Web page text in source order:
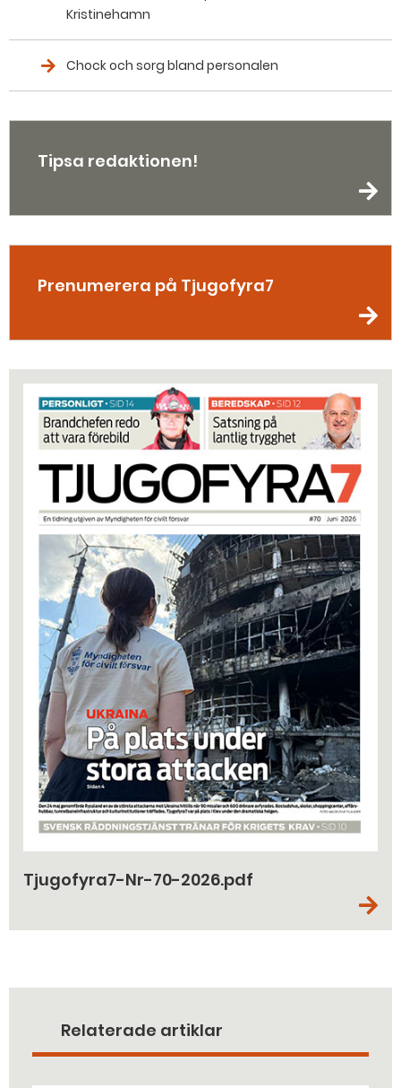
Kristinehamn
Chock och sorg bland personalen
Tipsa redaktionen!
Prenumerera på Tjugofyra7
Tjugofyra7-Nr-70-2026.pdf
Relaterade artiklar